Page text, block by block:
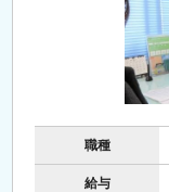
職種
給与